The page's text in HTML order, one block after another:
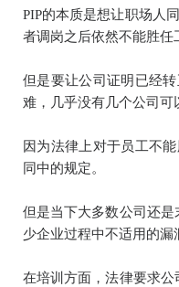
PIP的本质是想让职场人
者调岗之后依然不能胜任
但是要让公司证明已经
难，几乎没有几个公司可
因为法律上对于员工不
同中的规定。
但是当下大多数公司还是
少企业过程中不适用的漏
在培训方面，法律要求公